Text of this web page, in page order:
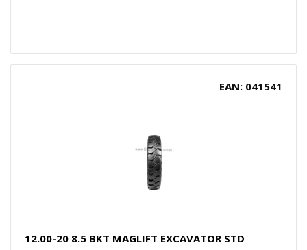
EAN: 041541
12.00-20 8.5 BKT MAGLIFT EXCAVATOR STD